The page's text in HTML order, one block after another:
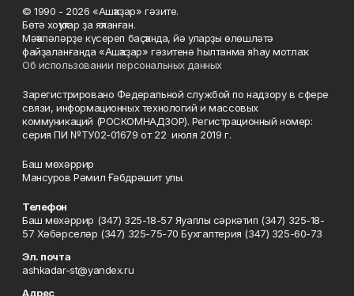
© 1990 - 2026 «Ашҡаҙар» гәзите.
Бөтә хоҡуҡтар ҙа яҡланған.
Мәҡәләләрҙе күсереп баҫҡанда, йә уларҙы өлөшләтә
файҙаланғанда «Ашҡаҙар» гәзитенә һылтанма яһау мотлаҡ.
Об использовании персональных данных
Зарегистрировано Федеральной службой по надзору в сфере
связи, информационных технологий и массовых
коммуникаций (РОСКОМНАДЗОР). Регистрационный номер:
серия ПИ №ТУ02-01679 от 22 июля 2019 г.
Баш мөхәррир
Мансуров Рәмил Ғәбдрәшит улы.
Телефон
Баш мөхәррир (347) 325-18-57 Яуаплы сәркәтип (347) 325-18-
57 Хәбәрселәр (347) 325-75-70 Бухгалтерия (347) 325-60-73
Эл. почта
ashkadar-st@yandex.ru
Адрес